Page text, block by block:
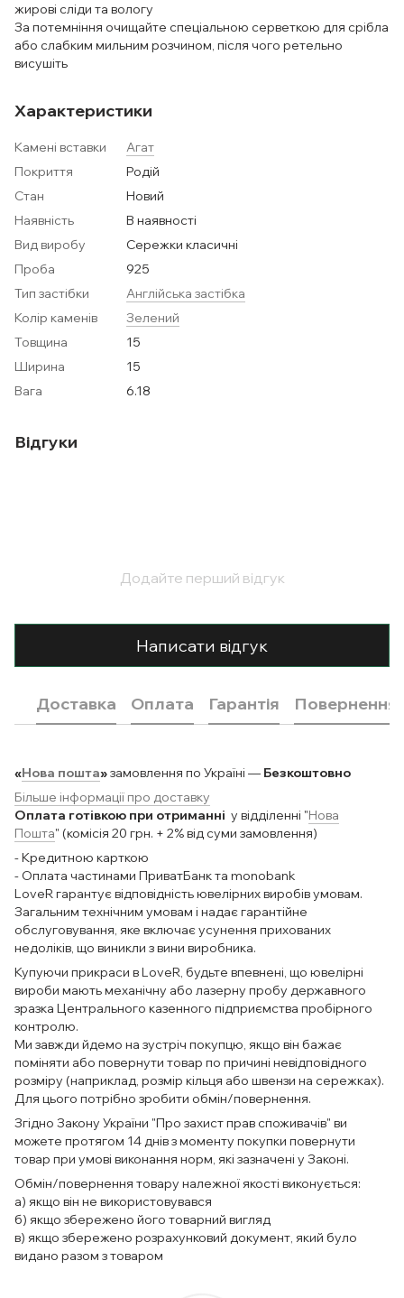
жирові сліди та вологу
За потемніння очищайте спеціальною серветкою для срібла
або слабким мильним розчином, після чого ретельно
висушіть
Характеристики
Камені вставки
Агат
Покриття
Родій
Стан
Новий
Наявність
В наявності
Вид виробу
Сережки класичні
Проба
925
Тип застібки
Англійська застібка
Колір каменів
Зелений
Товщина
15
Ширина
15
Вага
6.18
Відгуки
Додайте перший відгук
Написати відгук
Доставка Оплата Гарантія Повернення
«Нова пошта»замовлення по Україні — Безкоштовно
Більше інформації про доставку
Оплата готівкою при отриманні у відділенні "Нова
Пошта" (комісія 20 грн. + 2% від суми замовлення)
- Кредитною карткою
- Оплата частинами ПриватБанк та monobank
LoveR гарантує відповідність ювелірних виробів умовам.
Загальним технічним умовам і надає гарантійне
обслуговування, яке включає усунення прихованих
недоліків, що виникли з вини виробника.
Купуючи прикраси в LoveR, будьте впевнені, що ювелірні
вироби мають механічну або лазерну пробу державного
зразка Центрального казенного підприємства пробірного
контролю.
Ми завжди йдемо на зустріч покупцю, якщо він бажає
поміняти або повернути товар по причині невідповідного
розміру (наприклад, розмір кільця або швензи на сережках).
Для цього потрібно зробити обмін/повернення.
Згідно Закону України "Про захист прав споживачів" ви
можете протягом 14 днів з моменту покупки повернути
товар при умові виконання норм, які зазначені у Законі.
Обмін/повернення товару належної якості виконується:
а) якщо він не використовувався
б) якщо збережено його товарний вигляд
в) якщо збережено розрахунковий документ, який було
видано разом з товаром